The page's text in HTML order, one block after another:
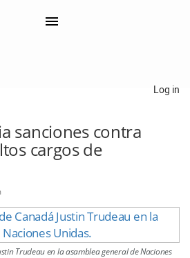
Clascal
×
Log in
sanciones contra
cargos de
Trudeau en la asamblea general de Naciones